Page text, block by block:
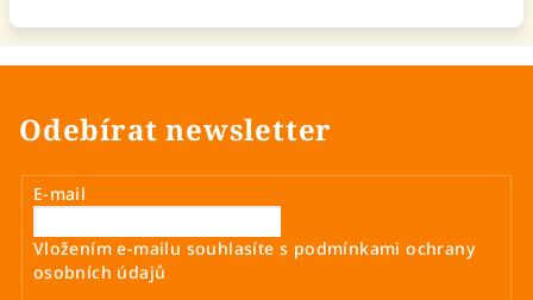
Odebírat newsletter
E-mail
Vložením e-mailu souhlasíte s podmínkami ochrany
osobních údajů